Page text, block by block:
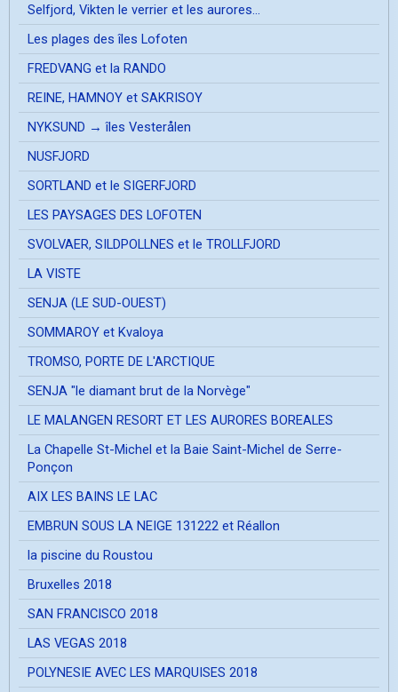
Selfjord, Vikten le verrier et les aurores...
Les plages des îles Lofoten
FREDVANG et la RANDO
REINE, HAMNOY et SAKRISOY
NYKSUND → îles Vesterålen
NUSFJORD
SORTLAND et le SIGERFJORD
LES PAYSAGES DES LOFOTEN
SVOLVAER, SILDPOLLNES et le TROLLFJORD
LA VISTE
SENJA (LE SUD-OUEST)
SOMMAROY et Kvaloya
TROMSO, PORTE DE L'ARCTIQUE
SENJA "le diamant brut de la Norvège"
LE MALANGEN RESORT ET LES AURORES BOREALES
La Chapelle St-Michel et la Baie Saint-Michel de Serre-
Ponçon
AIX LES BAINS LE LAC
EMBRUN SOUS LA NEIGE 131222 et Réallon
la piscine du Roustou
Bruxelles 2018
SAN FRANCISCO 2018
LAS VEGAS 2018
POLYNESIE AVEC LES MARQUISES 2018